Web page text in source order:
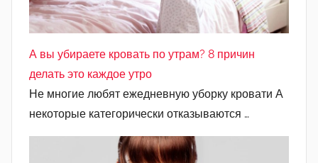
А вы убираете кровать по утрам? 8 причин
делать это каждое утро
Не многие любят ежедневную уборку кровати А
некоторые категорически отказываются …